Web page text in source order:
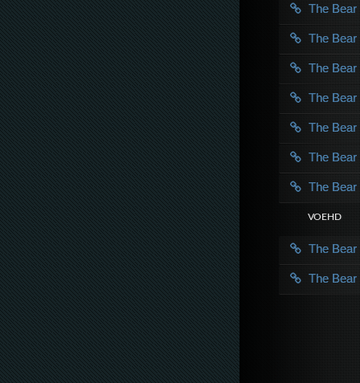
The
The
The
The
The
The
The
VOE HD
The
The